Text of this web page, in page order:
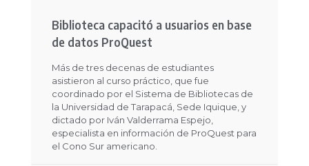
Biblioteca capacitó a usuarios en base
de datos ProQuest
Más de tres decenas de estudiantes
asistieron al curso práctico, que fue
coordinado por el Sistema de Bibliotecas de
la Universidad de Tarapacá, Sede Iquique, y
dictado por Iván Valderrama Espejo,
especialista en información de ProQuest para
el Cono Sur americano.